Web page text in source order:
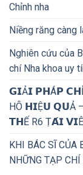
Chỉnh nha
Niềng răng càng
Nghiên cứu của
chí Nha khoa uy
𝗚𝗜Ả𝗜 𝗣𝗛Á𝗣
HÔ 𝗛𝗜Ệ𝗨
𝗧𝗛Ế R6 Ṭ𝗔́𝗜
KHI BÁC SĨ CỦA
NHỮNG TẠP